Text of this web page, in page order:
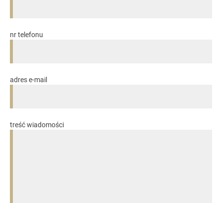
nr telefonu
adres e-mail
treść wiadomości